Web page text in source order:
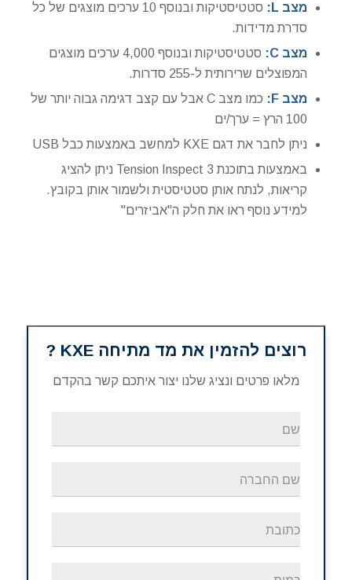
מצב L
:
סטטיסטיקות ובנוסף 10 ערכים מוצגים של כל
סדרת מדידות.
מצב C
:
סטטיסטיקות ובנוסף 4,000 ערכים מוצגים
המפוצלים שרירותית ל-255 סדרות.
מצב F
:
כמו מצב C אבל עם קצב דגימה גבוה יותר של
100 הרץ = ערך/ים
ניתן לחבר את דגם KXE למחשב באמצעות כבל USB
באמצעות בתוכנת Tension Inspect 3 ניתן להציג
קריאות, לנתח אותן סטטיסטית ולשמור אותן בקובץ.
למידע נוסף ראו את חלק ה"אביזרים"
רוצים להזמין את מד מתיחה KXE ?
מלאו פרטים ונציג שלנו יצור איתכם קשר בהקדם